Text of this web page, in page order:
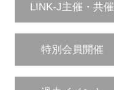
LINK-J主催・共催
特別会員開催